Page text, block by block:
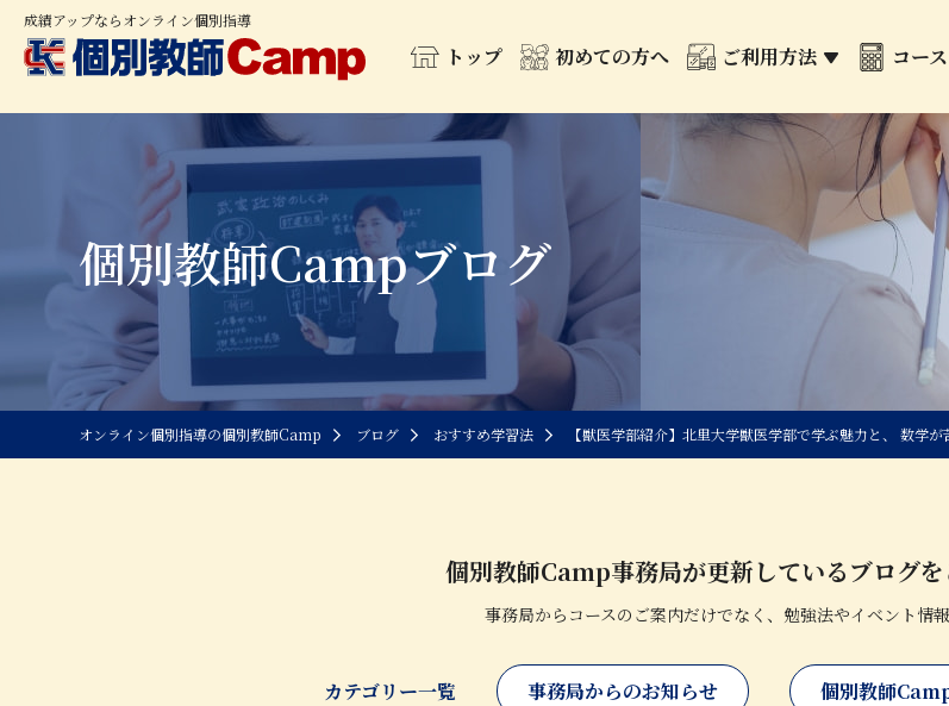
成績アップならオンライン個別指導
トップ 初めての方へ ご利用方法 コー
個別教師Campブログ
オンライン個別指導の個別教師Camp ブログ おすすめ学習法 【獣医学部紹介】北里大学獣医学部で学ぶ魅力と、 数学
個別教師Camp事務局が更新しているブログを
事務局からコースのご案内だけでなく、勉強法やイベント情
カテゴリー一覧 事務局からのお知らせ 個別教師